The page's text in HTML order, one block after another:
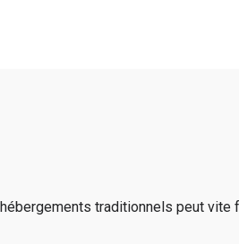
traditionnels peut vite